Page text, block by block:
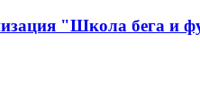
"Школа бега и